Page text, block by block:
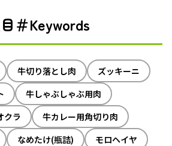
＃Keywords
牛切り落とし肉
ズッキーニ
牛しゃぶしゃぶ用肉
クラ
牛カレー用角切り肉
なめたけ(瓶詰) モロヘイヤ